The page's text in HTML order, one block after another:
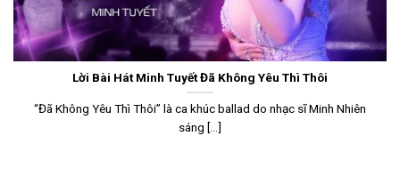
Lời Bài Hát Minh Tuyết Đã Không Yêu Thì Thôi
“Đã Không Yêu Thì Thôi” là ca khúc ballad do nhạc sĩ Minh Nhiên
sáng [...]